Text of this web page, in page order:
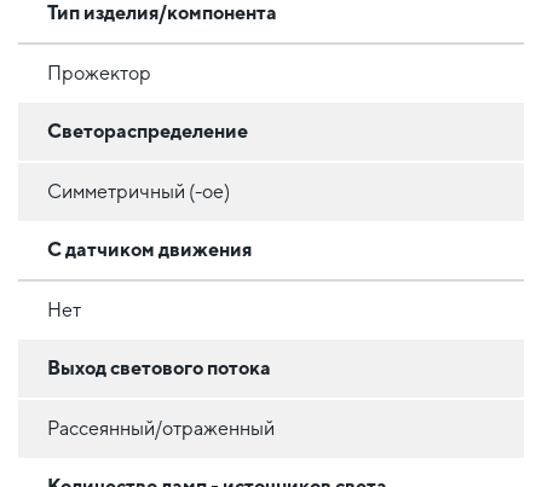
Тип изделия/компонента
Прожектор
Светораспределение
Симметричный (-ое)
С датчиком движения
Нет
Выход светового потока
Рассеянный/отраженный